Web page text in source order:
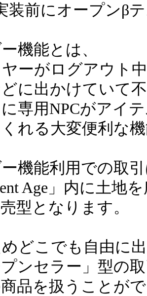
装前にオープンβ
機能とは、
ーがログアウト
に出かけていて
専用NPCがアイ
れる大変便利な
機能利用での取
Age」内に土地
型となります。
どこでも自由に
プンセラー」型の
品を扱うことが